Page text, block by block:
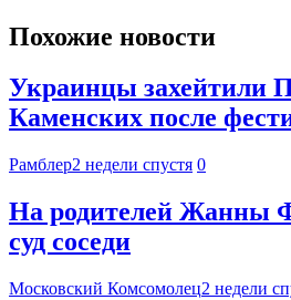
Похожие новости
Украинцы захейтили
Каменских после
Рамблер2 недели спустя 0
На родителей Жанны
суд соседи
Московский Комсомолец2 недели